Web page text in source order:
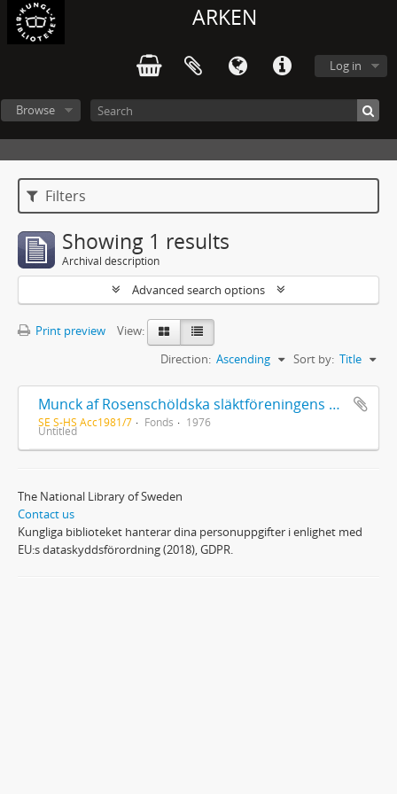
ARKEN
Log in
Browse
Filters
Showing 1 results
Archival description
Advanced search options
Print preview
View:
Sort by: Title
Direction: Ascending
Munck af Rosenschöldska släktföreningens handlingar 6. Presidenten Thomas Munck af Rosenschöld och hans hustru Augusta Malmborg
SE S-HS Acc1981/7 Fonds 1976
Untitled
The National Library of Sweden
Contact us
Kungliga biblioteket hanterar dina personuppgifter i enlighet med
EU:s dataskyddsförordning (2018), GDPR.